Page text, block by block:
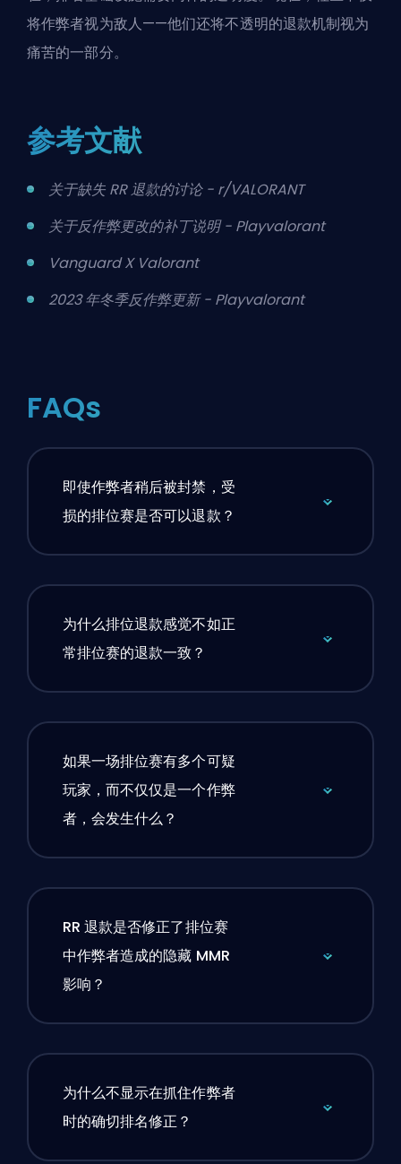
将作弊者视为敌人——他们还将不透明的退款机制视为
痛苦的一部分。
参考文献
关于缺失 RR 退款的讨论 - r/VALORANT
关于反作弊更改的补丁说明 - Playvalorant
Vanguard X Valorant
2023 年冬季反作弊更新 - Playvalorant
FAQs
即使作弊者稍后被封禁，受
损的排位赛是否可以退款？
为什么排位退款感觉不如正
常排位赛的退款一致？
如果一场排位赛有多个可疑
玩家，而不仅仅是一个作弊
者，会发生什么？
RR 退款是否修正了排位赛
中作弊者造成的隐藏 MMR
影响？
为什么不显示在抓住作弊者
时的确切排名修正？